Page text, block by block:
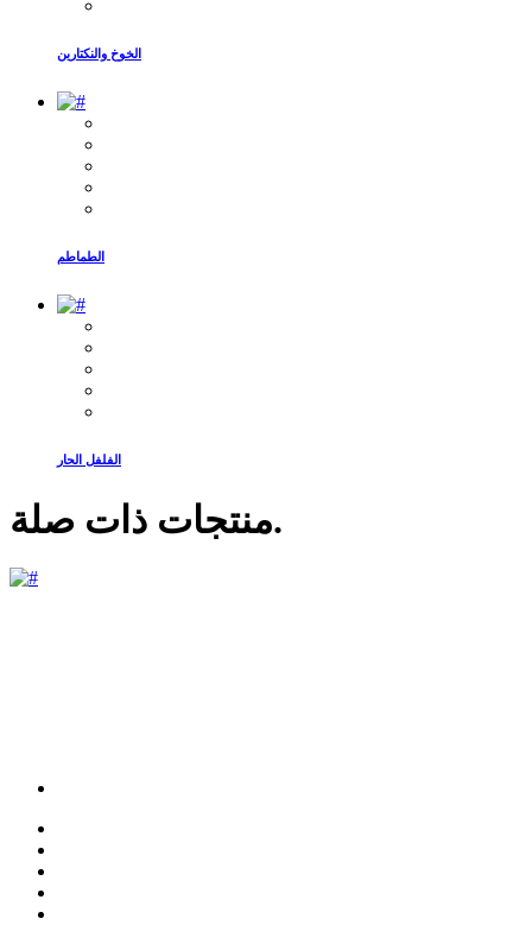
الخوخ والنكتارين
الطماطم
الفلفل الحار
منتجات ذات صلة.